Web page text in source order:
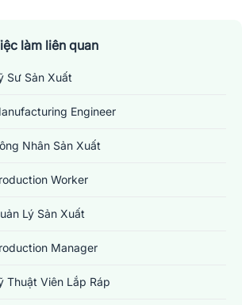
làm liên quan
Sư Sản Xuất
Engineer
Nhân Sản Xuất
Worker
Lý Sản Xuất
Manager
Thuật Viên Lắp Ráp